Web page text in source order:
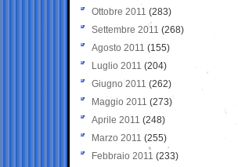
Ottobre 2011 (283)
Settembre 2011 (268)
Agosto 2011 (155)
Luglio 2011 (204)
Giugno 2011 (262)
Maggio 2011 (273)
Aprile 2011 (248)
Marzo 2011 (255)
Febbraio 2011 (233)